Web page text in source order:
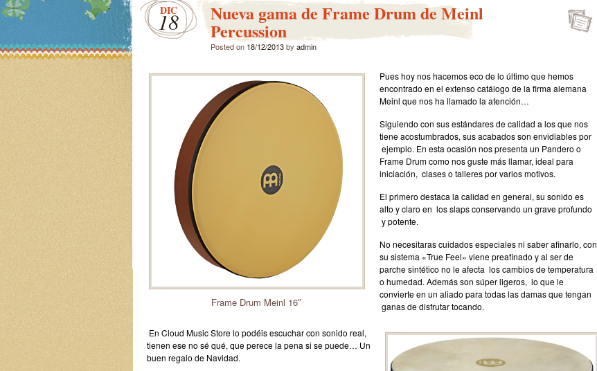
DIC
18 Nueva gama de Frame Drum de Meinl
Percussion
Posted on 18/12/2013by admin
Frame Drum Meinl 16″
Pues hoy nos hacemos eco de lo último que hemos
encontrado en el extenso catálogo de la firma alemana
Meinl que nos ha llamado la atención…
Siguiendo con sus estándares de calidad a los que nos
tiene acostumbrados, sus acabados son envidiables por
ejemplo. En esta ocasión nos presenta un Pandero o
Frame Drum como nos guste más llamar, ideal para
iniciación, clases o talleres por varios motivos.
El primero destaca la calidad en general, su sonido es
alto y claro en los slaps conservando un grave profundo
y potente.
No necesitaras cuidados especiales ni saber afinarlo, con
su sistema «True Feel» viene preafinado y al ser de
parche sintético no le afecta los cambios de temperatura
o humedad. Además son súper ligeros, lo que le
convierte en un aliado para todas las damas que tengan
ganas de disfrutar tocando.
En Cloud Music Store lo podéis escuchar con sonido real,
tienen ese no sé qué, que perece la pena si se puede… Un
buen regalo de Navidad.